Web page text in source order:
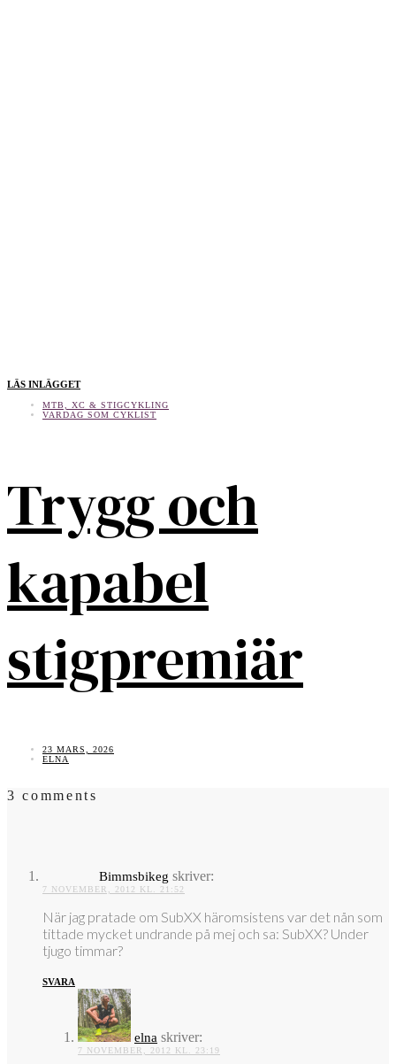
LÄS INLÄGGET
MTB, XC & STIGCYKLING
VARDAG SOM CYKLIST
Trygg och
kapabel
stigpremiär
23 MARS, 2026
ELNA
3 comments
Bimmsbikeg skriver:
7 NOVEMBER, 2012 KL. 21:52
När jag pratade om SubXX häromsistens var det nån som
tittade mycket undrande på mej och sa: SubXX? Under
tjugo timmar?
SVARA
elna skriver:
7 NOVEMBER, 2012 KL. 23:19